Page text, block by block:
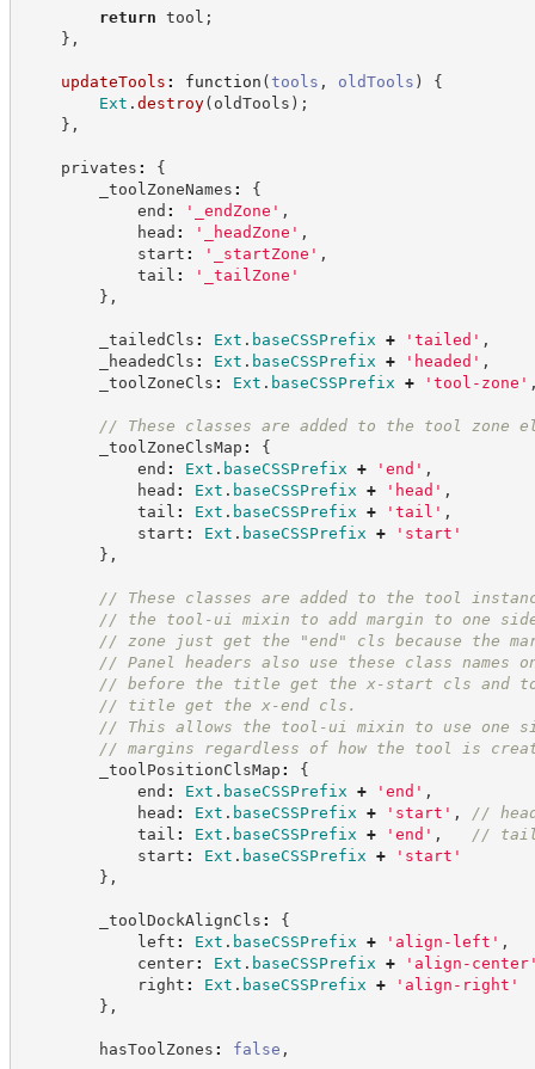
return tool ;
} ,
updateTools : function (tools , oldTools )
{
Ext . destroy( oldTools ) ;
} ,
privates :
{
_toolZoneNames :
{
end : ' _endZone ' ,
head : ' _headZone ' ,
start : ' _startZone ' ,
tail : ' _tailZone '
} ,
_tailedCls : Ext . baseCSSPrefix + ' tailed ' ,
_headedCls : Ext . baseCSSPrefix + ' headed ' ,
_toolZoneCls : Ext . baseCSSPrefix + ' tool-zone '
// These classes are added to the tool zone
_toolZoneClsMap :
{
end : Ext . baseCSSPrefix + ' end ' ,
head : Ext . baseCSSPrefix + ' head ' ,
tail : Ext . baseCSSPrefix + ' tail ' ,
start : Ext . baseCSSPrefix + ' start '
} ,
// These classes are added to the tool
// the tool-ui mixin to add margin to one
// zone just get the "end" cls because the
// Panel headers also use these class names
// before the title get the x-start cls and
// title get the x-end cls.
// This allows the tool-ui mixin to use one
// margins regardless of how the tool is
_toolPositionClsMap :
{
end : Ext . baseCSSPrefix + ' end ' ,
head : Ext . baseCSSPrefix + ' start ' , //
tail : Ext . baseCSSPrefix + ' end ' , // tail
start : Ext . baseCSSPrefix + ' start '
} ,
_toolDockAlignCls :
{
left : Ext . baseCSSPrefix + ' align-left ' ,
center: Ext . baseCSSPrefix + ' align-center
right : Ext . baseCSSPrefix + ' align-right '
} ,
hasToolZones : false ,